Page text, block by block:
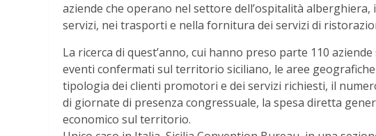
aziende che operano nel settore dell’ospitalità
servizi, nei trasporti e nella fornitura dei servizi di
La ricerca di quest’anno, cui hanno preso parte 110
eventi confermati sul territorio siciliano, le aree
tipologia dei clienti promotori e dei servizi richiesti, il
di giornate di presenza congressuale, la spesa diretta
economico sul territorio.